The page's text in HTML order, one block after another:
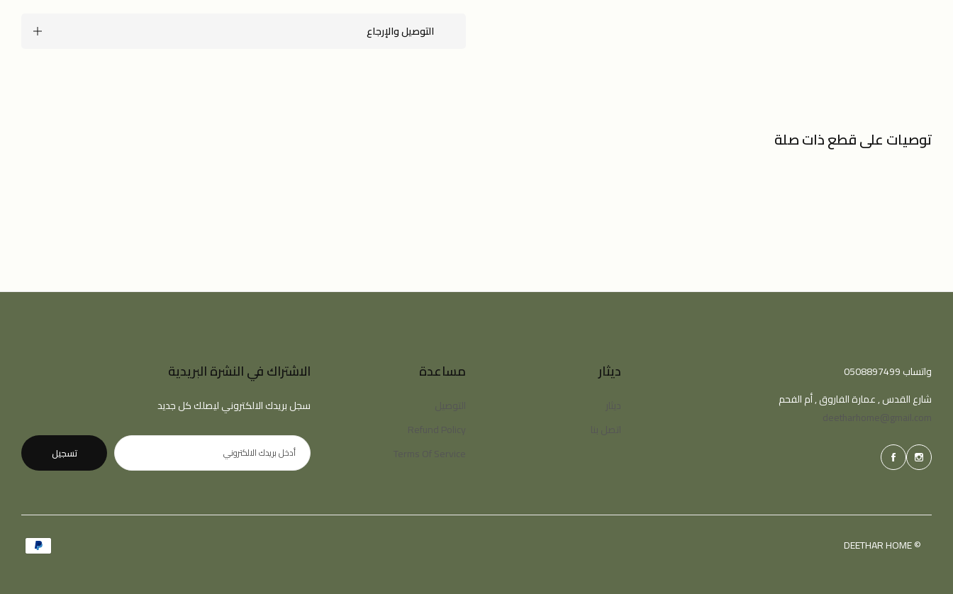
التوصيل والإرجاع
توصيات على قطع ذات صلة
واتساب 0508897499
شارع القدس , عمارة الفاروق , أم الفحم
ديثار مساعدة الاشتراك في النشرة البريدية
سجل بريدك الالكتروني ليصلك كل جديد
تسجيل
© DEETHAR HOME